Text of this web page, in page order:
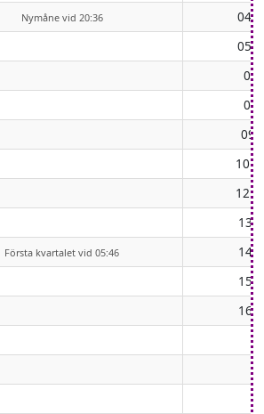
Nymåne vid 20:36
Första kvartalet vid 05:46